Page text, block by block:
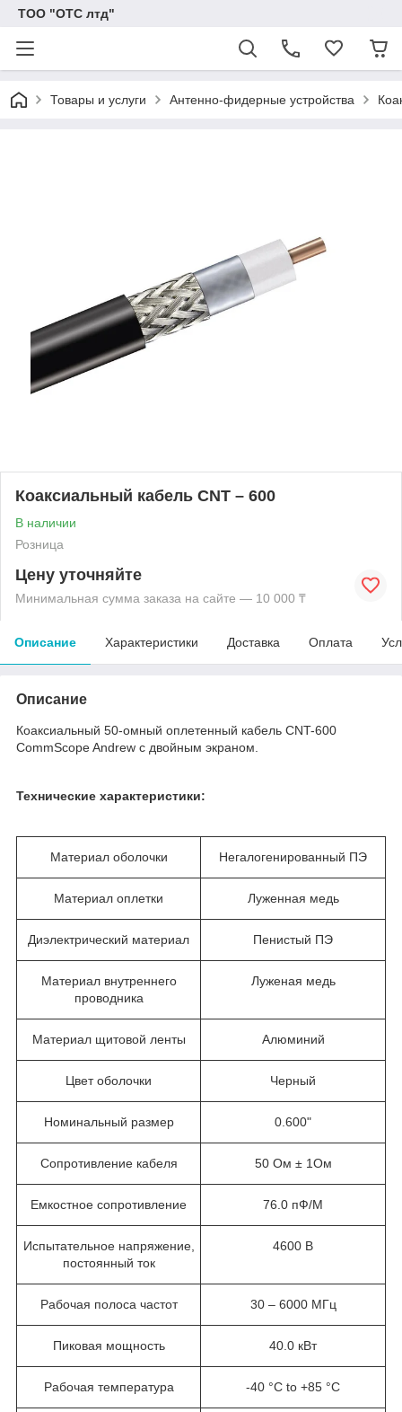
ТОО "ОТС лтд"
Товары и услуги Антенно-фидерные устройства
Коаксиальный кабель CNT – 600
В наличии
Розница
Цену уточняйте
Минимальная сумма заказа на сайте — 10 000 ₸
Описание Характеристики Доставка Оплата
Описание
Коаксиальный 50-омный оплетенный кабель CNT-600
CommScope Andrew c двойным экраном.
Технические характеристики:
Материал оболочки Негалогенированный ПЭ
Материал оплетки Луженная медь
Диэлектрический материал Пенистый ПЭ
Материал внутреннего
проводника
Луженая медь
Материал щитовой ленты Алюминий
Цвет оболочки Черный
Номинальный размер 0.600"
Сопротивление кабеля 50 Ом ± 1Ом
Емкостное сопротивление 76.0 пФ/М
Испытательное напряжение,
постоянный ток
4600 В
Рабочая полоса частот 30 – 6000 МГц
Пиковая мощность 40.0 кВт
Рабочая температура -40 °C to +85 °C